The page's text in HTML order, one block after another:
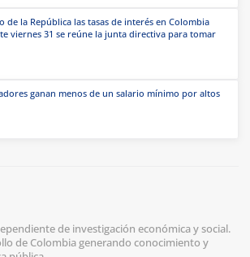
de la República las tasas de interés en Colombia
viernes 31 se reúne la junta directiva para tomar
ganan menos de un salario mínimo por altos
de investigación económica y social.
de Colombia generando conocimiento y